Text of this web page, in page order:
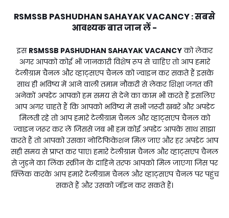
RSMSSB PASHUDHAN SAHAYAK VACANCY :सबसे
आवश्यक बात जान लें -
इस RSMSSB PASHUDHAN SAHAYAK VACANCYको लेकर
अगर आपको कोई भी जानकारी विशेष रूप से चाहिए तो आप हमारे
टेलीग्राम चैनल और व्हाट्सएप चैनल को ज्वाइन कर सकते हैं इसके
साथ ही भविष्य में आने वाली तमाम नौकरी से लेकर शिक्षा जगत की
अनेकों अपडेट आपको हम समय से देने का काम भी करते हैं इसलिए
आप अगर चाहते हैं कि आपको भविष्य में सभी जरूरी खबरें और अपडेट
मिलती रहे तो आप हमारे टेलीग्राम चैनल और व्हाट्सएप चैनल को
ज्वाइन जरूर कर लें जिससे जब भी हम कोई अपडेट आपके साथ साझा
करते हैं तो आपको उसका नोटिफिकेशन मिल जाए और हर अपडेट आप
सही समय से प्राप्त कर पाए। हमारे टेलीग्राम चैनल और व्हाट्सएप चैनल
से जुड़ने का लिंक स्क्रीन के दाहिने तरफ आपको मिल जाएगा जिस पर
क्लिक करके आप हमारे टेलीग्राम चैनल और व्हाट्सएप चैनल पर पहुंच
सकते हैं और उसको जॉइन कर सकते हैं।